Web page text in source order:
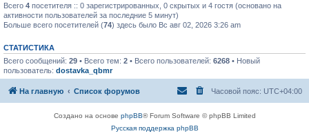
Всего 4 посетителя :: 0 зарегистрированных, 0 скрытых и 4 гостя (основано на
активности пользователей за последние 5 минут)
Больше всего посетителей (74) здесь было Вс авг 02, 2026 3:26 am
СТАТИСТИКА
Всего сообщений: 29 • Всего тем: 2 • Всего пользователей: 6268 • Новый
пользователь: dostavka_qbmr
На главную Список форумов Часовой пояс: UTC+04:00
Создано на основе phpBB® Forum Software © phpBB Limited
Русская поддержка phpBB